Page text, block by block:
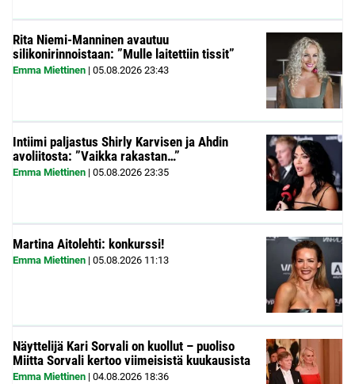
Rita Niemi-Manninen avautuu
silikonirinnoistaan: ”Mulle laitettiin tissit”
Emma Miettinen | 05.08.2026 23:43
Intiimi paljastus Shirly Karvisen ja Ahdin
avoliitosta: ”Vaikka rakastan…”
Emma Miettinen | 05.08.2026 23:35
Martina Aitolehti: konkurssi!
Emma Miettinen | 05.08.2026 11:13
Näyttelijä Kari Sorvali on kuollut – puoliso
Miitta Sorvali kertoo viimeisistä kuukausista
Emma Miettinen | 04.08.2026 18:36